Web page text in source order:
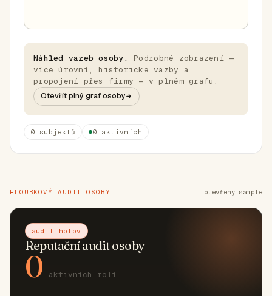
Náhled vazeb osoby.
Podrobné zobrazení —
více úrovní, historické vazby a
propojení přes firmy — v plném grafu.
Otevřít plný graf osoby
0 subjektů 0 aktivních
HLOUBKOVÝ AUDIT OSOBY otevřený sample
audit hotov
Reputační audit osoby
0 aktivních rolí